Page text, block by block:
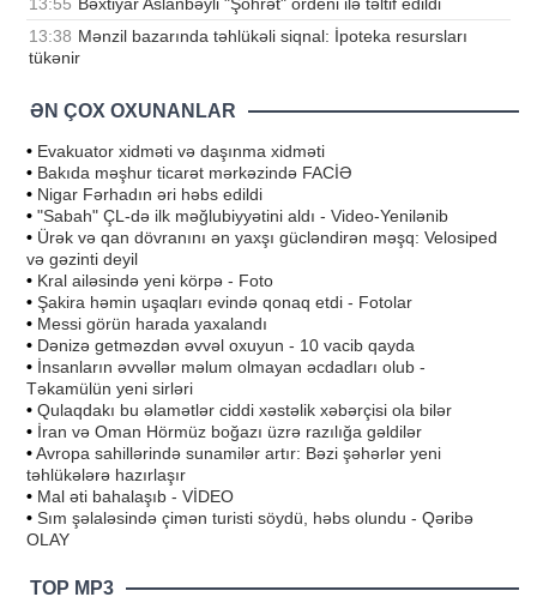
13:38 Mənzil bazarında təhlükəli siqnal: İpoteka resursları
tükənir
ƏN ÇOX OXUNANLAR
• Evakuator xidməti və daşınma xidməti
• Bakıda məşhur ticarət mərkəzində FACİƏ
• Nigar Fərhadın əri həbs edildi
• "Sabah" ÇL-də ilk məğlubiyyətini aldı - Video-Yenilənib
• Ürək və qan dövranını ən yaxşı gücləndirən məşq: Velosiped
və gəzinti deyil
• Kral ailəsində yeni körpə - Foto
• Şakira həmin uşaqları evində qonaq etdi - Fotolar
• Messi görün harada yaxalandı
• Dənizə getməzdən əvvəl oxuyun - 10 vacib qayda
• İnsanların əvvəllər məlum olmayan əcdadları olub -
Təkamülün yeni sirləri
• Qulaqdakı bu əlamətlər ciddi xəstəlik xəbərçisi ola bilər
• İran və Oman Hörmüz boğazı üzrə razılığa gəldilər
•Avropa sahillərində sunamilər artır: Bəzi şəhərlər yeni
təhlükələrə hazırlaşır
• Mal əti bahalaşıb - VİDEO
• Sım şəlaləsində çimən turisti söydü, həbs olundu - Qəribə
OLAY
TOP MP3